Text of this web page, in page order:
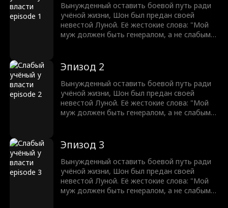
Вынужденный оставить боевой путь ради
учёной жизни, Шон был предан своей
невестой Луной. Её жестокие слова: "Мой
муж должен быть генералом, а не слабым
Оставив учёную жизнь позади, он восстаёт
из пепла, чтобы завоевать землю и вернуть
свою судьбу легендарного генерала. Никто
не может остановить мужчину, которому
суждено править.
Эпизод 2
Вынужденный оставить боевой путь ради
учёной жизни, Шон был предан своей
невестой Луной. Её жестокие слова: "Мой
муж должен быть генералом, а не слабым
Оставив учёную жизнь позади, он восстаёт
из пепла, чтобы завоевать землю и вернуть
свою судьбу легендарного генерала. Никто
не может остановить мужчину, которому
суждено править.
Эпизод 3
Вынужденный оставить боевой путь ради
учёной жизни, Шон был предан своей
невестой Луной. Её жестокие слова: "Мой
муж должен быть генералом, а не слабым